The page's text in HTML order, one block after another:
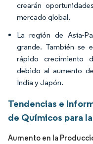
crearán
mercado global.
La región de Asia-
grande. También se
rápido crecimiento
debido al aumento
India y Japón.
Tendencias e
de Químicos para
Aumento en la